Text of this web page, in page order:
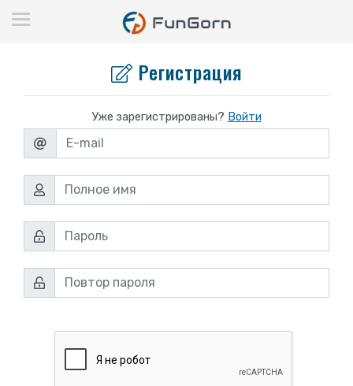
Регистрация
Уже зарегистрированы? Войти